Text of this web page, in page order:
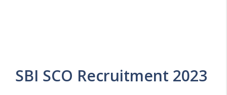
SBI SCO Recruitment 2023